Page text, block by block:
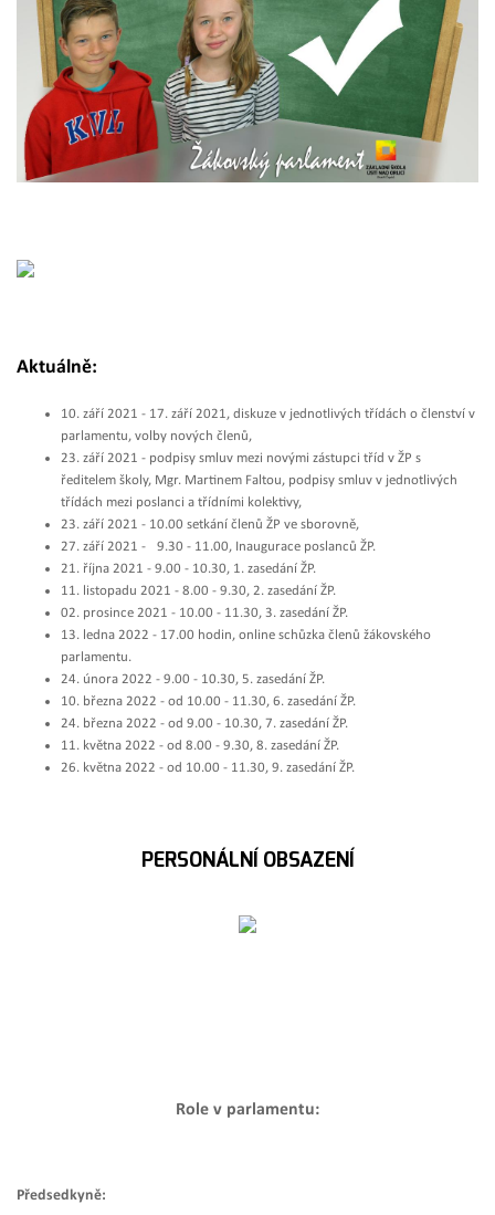
Aktuálně:
10. září 2021 - 17. září 2021, diskuze v jednotlivých třídách o členství v
parlamentu, volby nových členů,
23. září 2021 - podpisy smluv mezi novými zástupci tříd v ŽP s
ředitelem školy, Mgr. Martinem Faltou, podpisy smluv v jednotlivých
třídách mezi poslanci a třídními kolektivy,
23. září 2021 - 10.00 setkání členů ŽP ve sborovně,
27. září 2021 -
9.30 - 11.00, Inaugurace poslanců ŽP.
21. října 2021 - 9.00 - 10.30, 1. zasedání ŽP.
11. listopadu 2021 - 8.00 - 9.30, 2. zasedání ŽP.
02. prosince 2021 - 10.00 - 11.30, 3. zasedání ŽP.
13. ledna 2022 - 17.00 hodin, online schůzka členů žákovského
parlamentu.
24. února 2022 - 9.00 - 10.30, 5. zasedání ŽP.
10. března 2022 - od 10.00 - 11.30, 6. zasedání ŽP.
24. března 2022 - od 9.00 - 10.30, 7. zasedání ŽP.
11. května 2022 - od 8.00 - 9.30, 8. zasedání ŽP.
26. května 2022 - od 10.00 - 11.30, 9. zasedání ŽP.
PERSONÁLNÍ OBSAZENÍ
Role v parlamentu:
Předsedkyně: